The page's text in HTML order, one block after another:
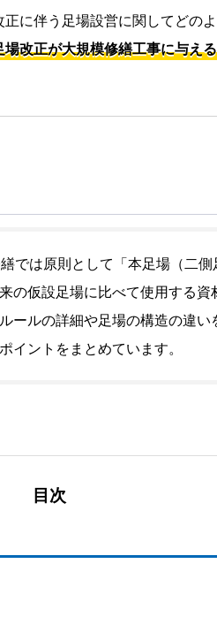
に伴う足場設営に関してどの
改正が大規模修繕工事に与え
では原則として「本足場（二
の仮設足場に比べて使用する
ールの詳細や足場の構造の違
イントをまとめています。
目次